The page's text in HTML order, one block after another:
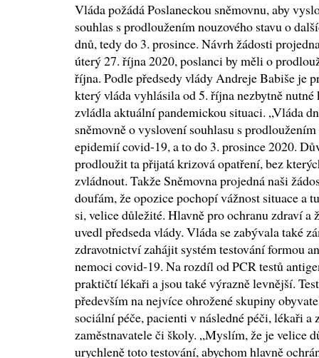
Vláda požádá Poslaneckou sněmovnu, aby
souhlas s prodloužením nouzového stavu o
dnů, tedy do 3. prosince. Návrh žádosti
úterý 27. října 2020, poslanci by měli o
října. Podle předsedy vlády Andreje Babiše je
který vláda vyhlásila od 5. října nezbytně
zvládla aktuální pandemickou situaci. „Vláda
sněmovně o vyslovení souhlasu s
epidemií covid-19, a to do 3. prosince 2020.
prodloužit ta přijatá krizová opatření, bez
zvládnout. Takže Sněmovna projedná naši
doufám, že opozice pochopí vážnost situace a
si, velice důležité. Hlavně pro ochranu zdraví a
uvedl předseda vlády. Vláda se zabývala také
zdravotnictví zahájit systém testování formou
nemoci covid-19. Na rozdíl od PCR testů
praktičtí lékaři a jsou také výrazně levnější.
především na nejvíce ohrožené skupiny
sociální péče, pacienti v následné péči, lékaři
zaměstnavatele či školy. „Myslím, že je velice
urychleně toto testování, abychom hlavně